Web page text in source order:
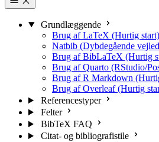
Grundlæggende
Brug af LaTeX (Hurtig start)
Natbib (Dybdegående
Brug af BibLaTeX (Hurtig
Brug af Quarto (RStudio/
Brug af R Markdown
Brug af Overleaf (Hurtig
Referencestyper
Felter
BibTeX FAQ
Citat- og bibliografistile